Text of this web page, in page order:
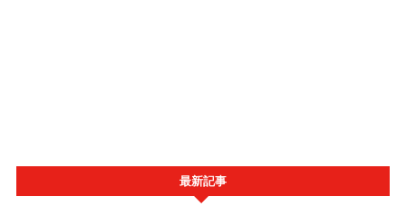
最新記事